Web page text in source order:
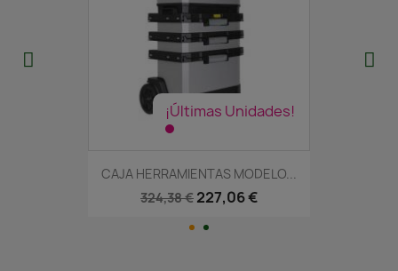
¡Últimas Unidades!
CAJA HERRAMIENTAS MODELO...
324,38 € 227,06 €